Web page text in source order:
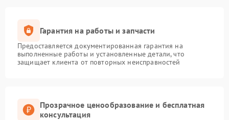
Гарантия на работы и запчасти
Предоставляется документированная гарантия на
выполненные работы и установленные детали, что
защищает клиента от повторных неисправностей
Прозрачное ценообразование и бесплатная
консультация